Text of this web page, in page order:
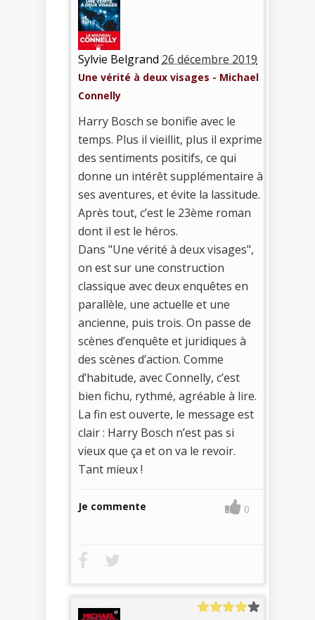
Sylvie Belgrand 26 décembre 2019
Une vérité à deux visages - Michael
Connelly
Harry Bosch se bonifie avec le
temps. Plus il vieillit, plus il exprime
des sentiments positifs, ce qui
donne un intérêt supplémentaire à
ses aventures, et évite la lassitude.
Après tout, c’est le 23ème roman
dont il est le héros.
Dans "Une vérité à deux visages",
on est sur une construction
classique avec deux enquêtes en
parallèle, une actuelle et une
ancienne, puis trois. On passe de
scènes d’enquête et juridiques à
des scènes d’action. Comme
d’habitude, avec Connelly, c’est
bien fichu, rythmé, agréable à lire.
La fin est ouverte, le message est
clair : Harry Bosch n’est pas si
vieux que ça et on va le revoir.
Tant mieux !
Je commente 0